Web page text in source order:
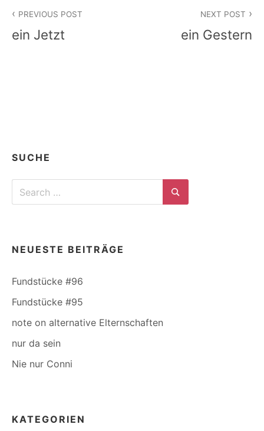
PREVIOUS POST
ein Jetzt
NEXT POST
ein Gestern
SUCHE
Search
for:
Search
NEUESTE BEITRÄGE
Fundstücke #96
Fundstücke #95
note on alternative Elternschaften
nur da sein
Nie nur Conni
KATEGORIEN